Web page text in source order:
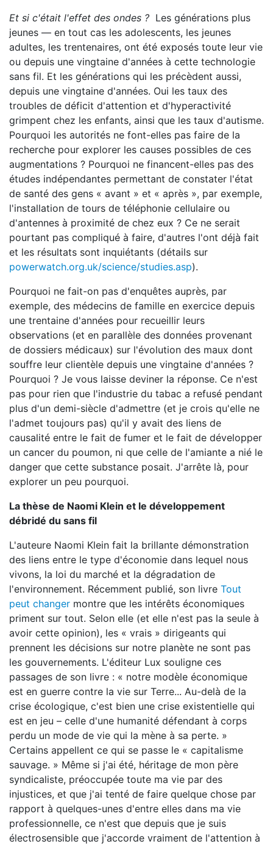
Et si c'était l'effet des ondes ? Les générations plus
jeunes — en tout cas les adolescents, les jeunes
adultes, les trentenaires, ont été exposés toute leur vie
ou depuis une vingtaine d'années à cette technologie
sans fil. Et les générations qui les précèdent aussi,
depuis une vingtaine d'années. Oui les taux des
troubles de déficit d'attention et d'hyperactivité
grimpent chez les enfants, ainsi que les taux d'autisme.
Pourquoi les autorités ne font-elles pas faire de la
recherche pour explorer les causes possibles de ces
augmentations ? Pourquoi ne financent-elles pas des
études indépendantes permettant de constater l'état
de santé des gens « avant » et « après », par exemple,
l'installation de tours de téléphonie cellulaire ou
d'antennes à proximité de chez eux ? Ce ne serait
pourtant pas compliqué à faire, d'autres l'ont déjà fait
et les résultats sont inquiétants (détails sur
powerwatch.org.uk/science/studies.asp).
Pourquoi ne fait-on pas d'enquêtes auprès, par
exemple, des médecins de famille en exercice depuis
une trentaine d'années pour recueillir leurs
observations (et en parallèle des données provenant
de dossiers médicaux) sur l'évolution des maux dont
souffre leur clientèle depuis une vingtaine d'années ?
Pourquoi ? Je vous laisse deviner la réponse. Ce n'est
pas pour rien que l'industrie du tabac a refusé pendant
plus d'un demi-siècle d'admettre (et je crois qu'elle ne
l'admet toujours pas) qu'il y avait des liens de
causalité entre le fait de fumer et le fait de développer
un cancer du poumon, ni que celle de l'amiante a nié le
danger que cette substance posait. J'arrête là, pour
explorer un peu pourquoi.
La thèse de Naomi Klein et le développement
débridé du sans fil
L'auteure Naomi Klein fait la brillante démonstration
des liens entre le type d'économie dans lequel nous
vivons, la loi du marché et la dégradation de
l'environnement. Récemment publié, son livre Tout
peut changer montre que les intérêts économiques
priment sur tout. Selon elle (et elle n'est pas la seule à
avoir cette opinion), les « vrais » dirigeants qui
prennent les décisions sur notre planète ne sont pas
les gouvernements. L'éditeur Lux souligne ces
passages de son livre : « notre modèle économique
est en guerre contre la vie sur Terre... Au-delà de la
crise écologique, c'est bien une crise existentielle qui
est en jeu – celle d'une humanité défendant à corps
perdu un mode de vie qui la mène à sa perte. »
Certains appellent ce qui se passe le « capitalisme
sauvage. » Même si j'ai été, héritage de mon père
syndicaliste, préoccupée toute ma vie par des
injustices, et que j'ai tenté de faire quelque chose par
rapport à quelques-unes d'entre elles dans ma vie
professionnelle, ce n'est que depuis que je suis
électrosensible que j'accorde vraiment de l'attention à